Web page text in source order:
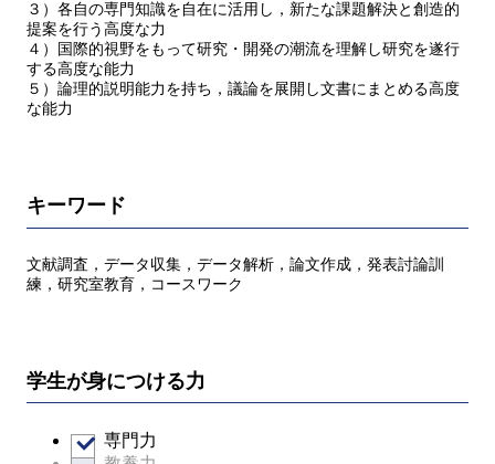
３）各自の専門知識を自在に活用し，新たな課題解決と創造的
提案を行う高度な力
４）国際的視野をもって研究・開発の潮流を理解し研究を遂行
する高度な能力
５）論理的説明能力を持ち，議論を展開し文書にまとめる高度
な能力
キーワード
文献調査，データ収集，データ解析，論文作成，発表討論訓
練，研究室教育，コースワーク
学生が身につける力
専門力